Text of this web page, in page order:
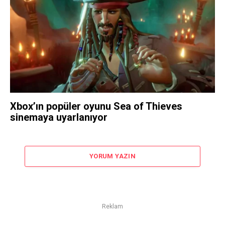
Xbox’ın popüler oyunu Sea of ​​​​Thieves
sinemaya uyarlanıyor
YORUM YAZIN
Reklam